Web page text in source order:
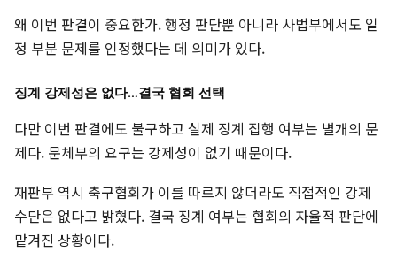
왜 이번 판결이 중요한가. 행정 판단뿐 아니라 사법부에서도 일
정 부분 문제를 인정했다는 데 의미가 있다.
징계 강제성은 없다…결국 협회 선택
다만 이번 판결에도 불구하고 실제 징계 집행 여부는 별개의 문
제다. 문체부의 요구는 강제성이 없기 때문이다.
재판부 역시 축구협회가 이를 따르지 않더라도 직접적인 강제
수단은 없다고 밝혔다. 결국 징계 여부는 협회의 자율적 판단에
맡겨진 상황이다.